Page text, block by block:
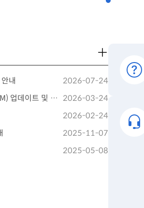
더보기
내
2026-07-24
더 안전한 통신서비스 제공을 위한 전 고객 유심(USIM) 업데이트 및 무료 교체 안내
2026-03-24
2026-02-24
2025-11-07
2025-05-08